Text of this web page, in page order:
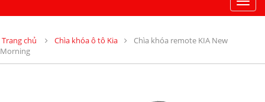
Trang chủ Chìa khóa ô tô Kia
Chìa khóa remote KIA New
Morning